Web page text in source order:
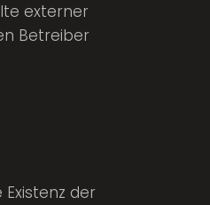
externer
Betreiber
der